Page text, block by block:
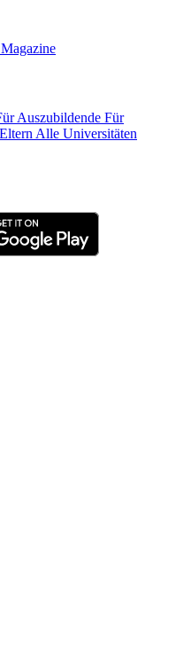
Magazine
Auszubildende Für
Alle Universitäten